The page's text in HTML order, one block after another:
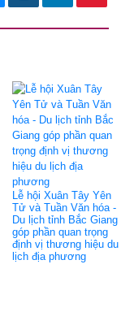
Lễ hội Xuân Tây Yên
Tử và Tuần Văn hóa -
Du lịch tỉnh Bắc Giang
góp phần quan trọng
định vị thương hiệu du
lịch địa phương